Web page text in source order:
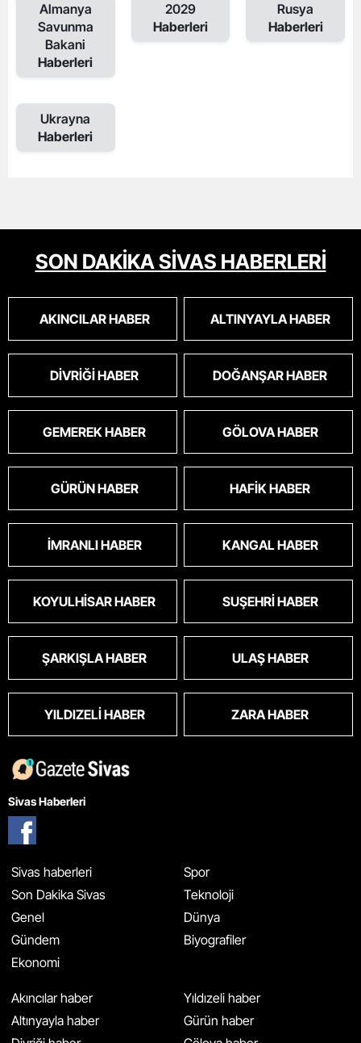
Almanya
Savunma
Bakani
Haberleri
2029
Haberleri
Rusya
Haberleri
Ukrayna
Haberleri
SON DAKİKA SİVAS HABERLERİ
AKINCILAR HABER ALTINYAYLA HABER
DIVRIĞI HABER DOĞANŞAR HABER
GEMEREK HABER GÖLOVA HABER
GÜRÜN HABER HAFIK HABER
İMRANLI HABER KANGAL HABER
KOYULHISAR HABER SUŞEHRI HABER
ŞARKIŞLA HABER ULAŞ HABER
YILDIZELI HABER ZARA HABER
Sivas Haberleri
Sivas haberleri
Son Dakika Sivas
Genel
Gündem
Ekonomi
Spor
Teknoloji
Dünya
Biyografiler
Akıncılar haber
Altınyayla haber
Yıldızeli haber
Gürün haber